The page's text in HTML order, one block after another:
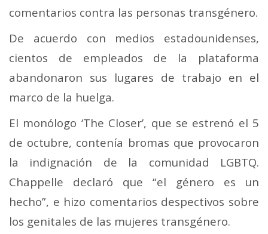
comentarios contra las personas transgénero.
De acuerdo con medios estadounidenses,
cientos de empleados de la plataforma
abandonaron sus lugares de trabajo en el
marco de la huelga.
El monólogo ‘The Closer’, que se estrenó el 5
de octubre, contenía bromas que provocaron
la indignación de la comunidad LGBTQ.
Chappelle declaró que “el género es un
hecho”, e hizo comentarios despectivos sobre
los genitales de las mujeres transgénero.